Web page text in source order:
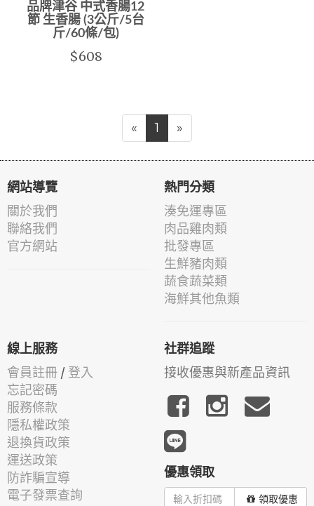
品牌津谷 中式香腸12
節 生香腸 (3公斤/5台
斤/60條/包)
$608
« 1 »
網站導覽
關於我們
聯絡我們
官方網站
熱門分類
湊免運專區
肉品雞肉類
批發專區
生鮮豬肉類
蔬食蔬菜類
海鮮其他魚類
線上服務
會員註冊 / 登入
忘記密碼
服務條款
隱私權政策
退換貨政策
運送政策
防詐騙宣導
電子發票查詢
社群追蹤
接收優惠與新產品資訊
優惠領取
領取優惠